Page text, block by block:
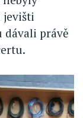
jevišti
dávali právě